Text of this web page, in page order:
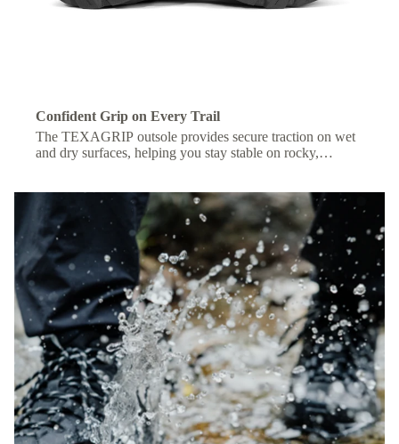
Confident Grip on Every Trail
The TEXAGRIP outsole provides secure traction on wet
and dry surfaces, helping you stay stable on rocky,